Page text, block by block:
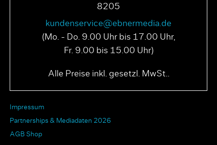
8205
kundenservice@ebnermedia.de
(Mo. - Do. 9.00 Uhr bis 17.00 Uhr,
Fr. 9.00 bis 15.00 Uhr)
Alle Preise inkl. gesetzl. MwSt..
Impressum
Partnerships & Mediadaten 2026
AGB Shop